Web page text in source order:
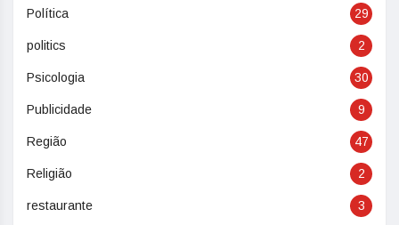
Política 29
politics 2
Psicologia 30
Publicidade 9
Região 47
Religião 2
restaurante 3